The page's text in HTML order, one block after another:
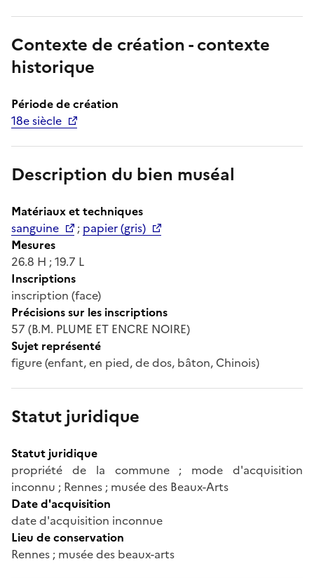
Contexte de création - contexte
historique
Période de création
18e siècle
Description du bien muséal
Matériaux et techniques
sanguine
; papier (gris)
Mesures
26.8 H ; 19.7 L
Inscriptions
inscription (face)
Précisions sur les inscriptions
57 (B.M. PLUME ET ENCRE NOIRE)
Sujet représenté
figure (enfant, en pied, de dos, bâton, Chinois)
Statut juridique
Statut juridique
propriété de la commune ; mode d'acquisition
inconnu ; Rennes ; musée des Beaux-Arts
Date d'acquisition
date d'acquisition inconnue
Lieu de conservation
Rennes ; musée des beaux-arts